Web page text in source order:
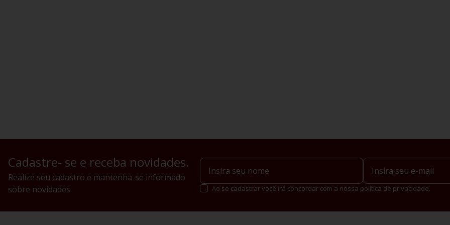
Cadastre- se e receba novidades.
Realize seu cadastro e mantenha-se informado
sobre novidades
Ao se cadastrar você irá concordar com a nossa política de privacidade.